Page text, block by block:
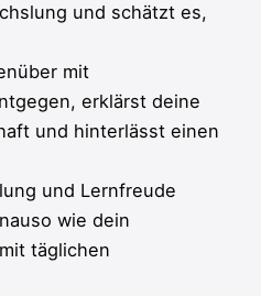
und schätzt es,
mit
erklärst deine
und hinterlässt einen
und Lernfreude
wie dein
täglichen